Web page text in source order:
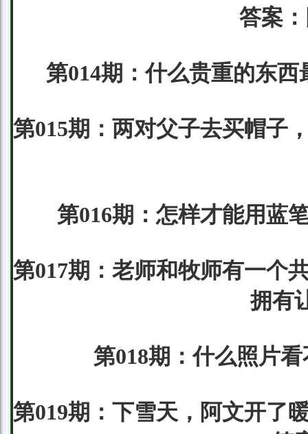
答案
第014期：什么贵重的东
第015期：两对父子去买帽子
第016期：怎样才能用蓝
第017期：老师和牧师有一个
拥有
第018期：什么照片
第019期：下雪天，阿文开了